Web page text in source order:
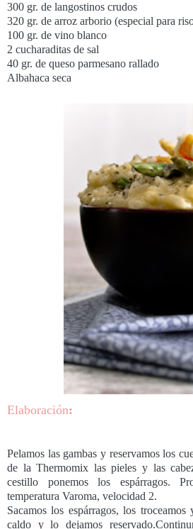
300 gr. de langostinos crudos
320 gr. de arroz arborio (especial para
100 gr. de vino blanco
2 cucharaditas de sal
40 gr. de queso parmesano rallado
Albahaca seca
Elaboración:
Pelamos las gambas y reservamos los
de la Thermomix las pieles y las
cestillo ponemos los espárragos.
temperatura Varoma, velocidad 2.
Sacamos los espárragos, los
caldo y lo dejamos